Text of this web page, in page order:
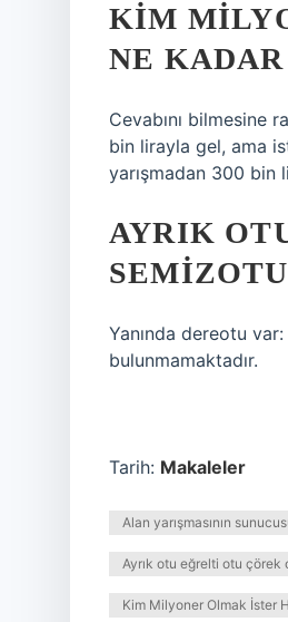
KIM
NE
Cevabını bilmesine
bin lirayla gel, ama
yarışmadan 300 bin
AYRIK
Yanında dereotu
bulunmamaktadır.
Tarih: Makaleler
Alan yarışmasının
Ayrık otu eğrelti otu çörek
Kim Milyoner Olmak İster